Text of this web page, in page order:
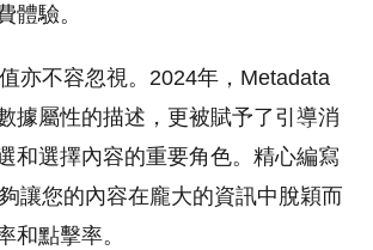
體驗。
亦不容忽視。2024年，Metadata
據屬性的描述，更被賦予了引導消
和選擇內容的重要角色。精心編寫
讓您的內容在龐大的資訊中脫穎而
和點擊率。